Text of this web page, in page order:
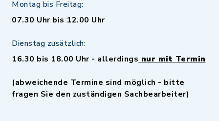
Montag bis Freitag:
07.30 Uhr bis 12.00 Uhr
Dienstag zusätzlich:
16.30 bis 18.00 Uhr - allerdings nur mit Termin
(abweichende Termine sind möglich - bitte
fragen Sie den zuständigen Sachbearbeiter)